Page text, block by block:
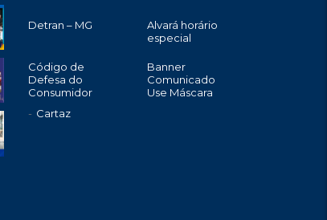
Detran – MG
Alvará horário
especial
Código de
Defesa do
Consumidor
Cartaz
Banner
Comunicado
Use Máscara